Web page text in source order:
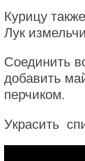
Курицу
Лук
Соединить
добавить
перчиком.
Украсить